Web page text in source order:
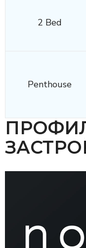
2 Bed
Penthouse